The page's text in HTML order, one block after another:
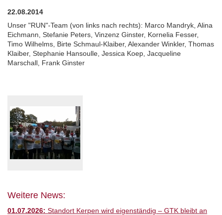
22.08.2014
Unser "RUN"-Team (von links nach rechts): Marco Mandryk, Alina
Eichmann, Stefanie Peters, Vinzenz Ginster, Kornelia Fesser,
Timo Wilhelms, Birte Schmaul-Klaiber, Alexander Winkler, Thomas
Klaiber, Stephanie Hansoulle, Jessica Koep, Jacqueline
Marschall, Frank Ginster
Weitere News:
01.07.2026: Standort Kerpen wird eigenständig – GTK bleibt an